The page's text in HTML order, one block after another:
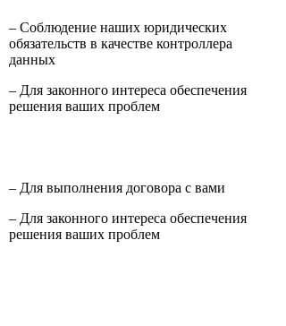
– Соблюдение наших юридических
обязательств в качестве контроллера
данных
– Для законного интереса обеспечения
решения ваших проблем
– Для выполнения договора с вами
– Для законного интереса обеспечения
решения ваших проблем